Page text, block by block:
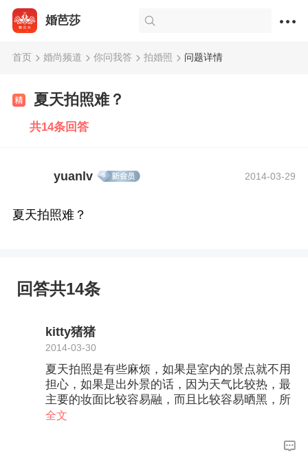
婚芭莎
首页 婚尚频道 你问我答 拍婚照 问题详情
夏天拍照难？
共14条回答
yuanlv 2014-03-29
夏天拍照难？
回答共14条
kitty猪猪
2014-03-30
夏天拍照是有些麻烦，如果是室内的景点就不用
担心，如果是出外景的话，因为天气比较热，最
主要的妆面比较容易融，而且比较容易晒黑，所
以要做好防晒的工作，但是一般出外景的时候都
防晒方面，只要做好防晒工作，也不是大问题，
全文